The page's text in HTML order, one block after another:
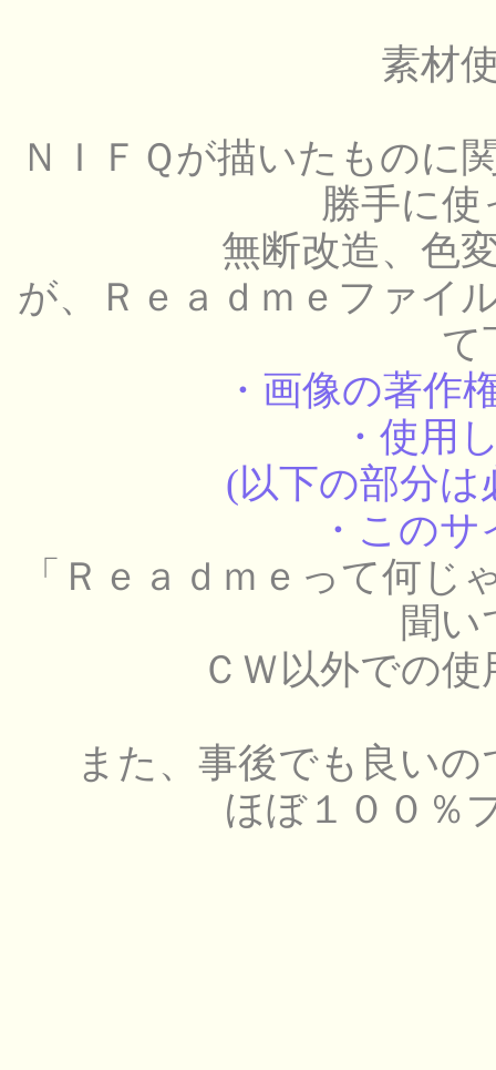
素材
ＮＩＦＱが描いたものに
勝手に
無断改造、色
が、Ｒｅａｄｍｅファイ
て
・画像の著作
・使用
(以下の部分
・この
「Ｒｅａｄｍｅって何
聞い
ＣＷ以外での
また、事後でも良い
ほぼ１００％